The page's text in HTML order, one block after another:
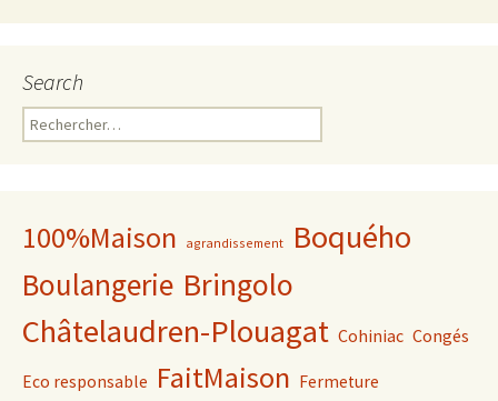
Search
Rechercher :
100%Maison agrandissement Boquého
Boulangerie Bringolo
Châtelaudren-Plouagat Cohiniac Congés
Eco responsable FaitMaison Fermeture